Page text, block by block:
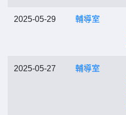
2025-05-29 輔導室
2025-05-27 輔導室